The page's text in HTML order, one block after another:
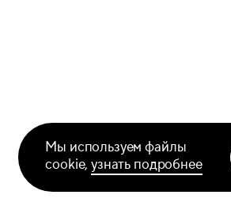
Мы используем файлы
cookie,узнать подробнее